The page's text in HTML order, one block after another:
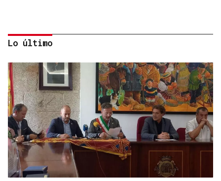
UN SEGUNDO PISO
Rescatan a una octogenaria tras pasar dos días
"tirada en el suelo" en casa en A Valenzá
Lo último